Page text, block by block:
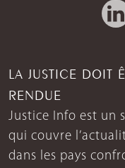
LA JUSTICE DOIT
RENDUE
Justice Info est un
qui couvre
dans les pays